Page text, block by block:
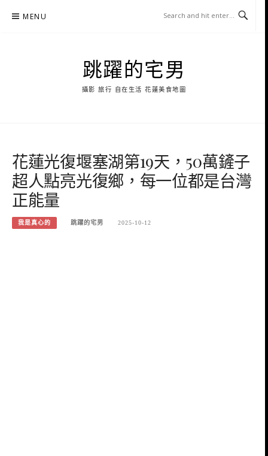
MENU
跳躍的宅男
攝影 旅行 自在生活 花蓮美食地圖
花蓮光復堰塞湖第19天，50萬鏟子
超人點亮光復鄉，每一位都是台灣
正能量
我是真心的 跳躍的宅男 2025-10-12